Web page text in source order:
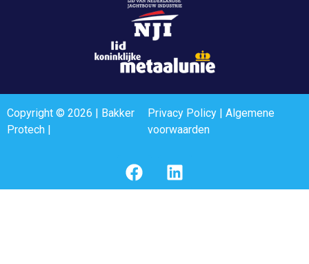
Copyright © 2026 | Bakker
Protech |
Privacy Policy| Algemene
voorwaarden